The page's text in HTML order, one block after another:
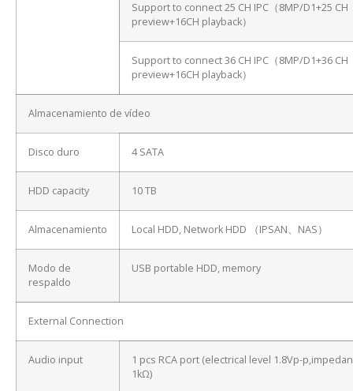
Support to connect 25 CH IPC（8MP/D1+25 CH
preview+16CH playback）
Support to connect 36 CH IPC（8MP/D1+36 CH
preview+16CH playback）
Almacenamiento de vídeo
Disco duro 4 SATA
HDD capacity 10 TB
Almacenamiento Local HDD, Network HDD （IPSAN、NAS）
Modo de
respaldo
USB portable HDD, memory
External Connection
Audio input
1 pcs RCA port (electrical level 1.8Vp-
1kΩ)